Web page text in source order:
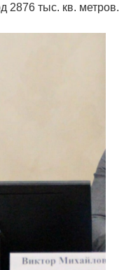
2876 тыс. кв. метров.